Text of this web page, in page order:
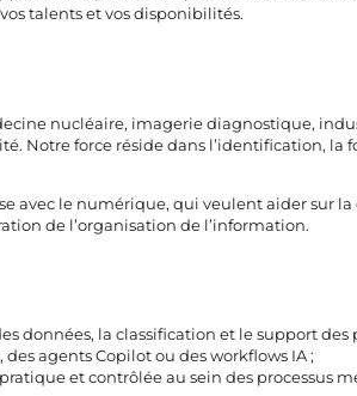
talents et vos disponibilités.
nucléaire, imagerie diagnostique,
Notre force réside dans l’identification, la
le numérique, qui veulent aider sur la
de l’organisation de l’information.
données, la classification et le support des
agents Copilot ou des workflows IA ;
et contrôlée au sein des processus